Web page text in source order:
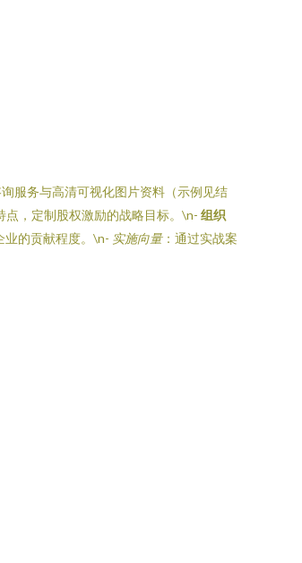
服务与高清可视化图片资料（示例见结
点，定制股权激励的战略目标。\n- 组织
业的贡献程度。\n- 实施向量：通过实战案